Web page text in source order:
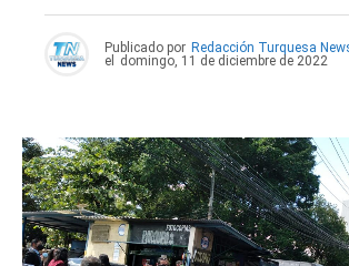
Publicado por Redacción Turquesa
el
domingo, 11 de diciembre de 2022